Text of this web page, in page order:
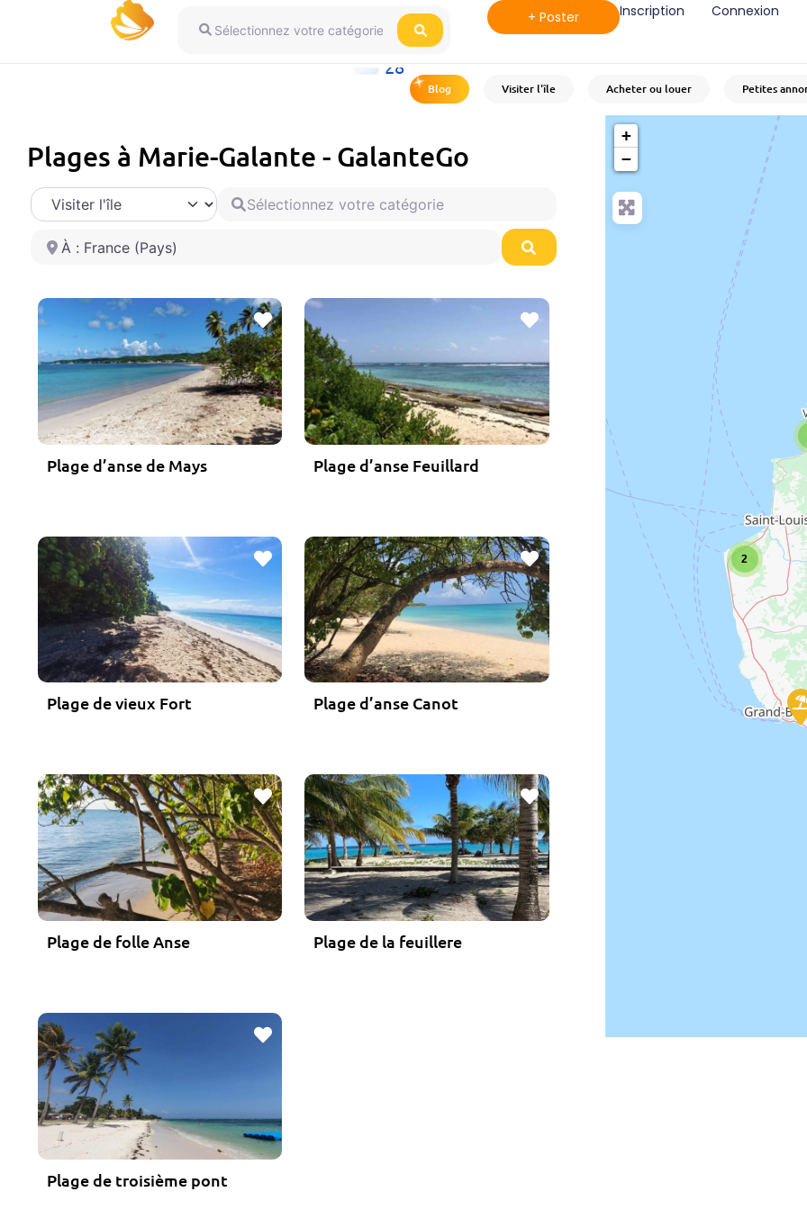
Sélectionnez votre catégorie
Search
Inscription Connexion
+ Poster
28
Blog Visiter l'île Acheter ou louer Petites
Plages à Marie-Galante - GalanteGo
Select search type Sélectionnez votre catégorie
Sélectionnez votre ville
Search
Favoris
Plage d’anse de Mays Plage d’anse Feuillard
Favoris
Plage de vieux Fort
Favoris
Plage d’anse Canot
Favoris
Plage de folle Anse
Favoris
Plage de la feuillere
Plage de troisième pont
2
+
−